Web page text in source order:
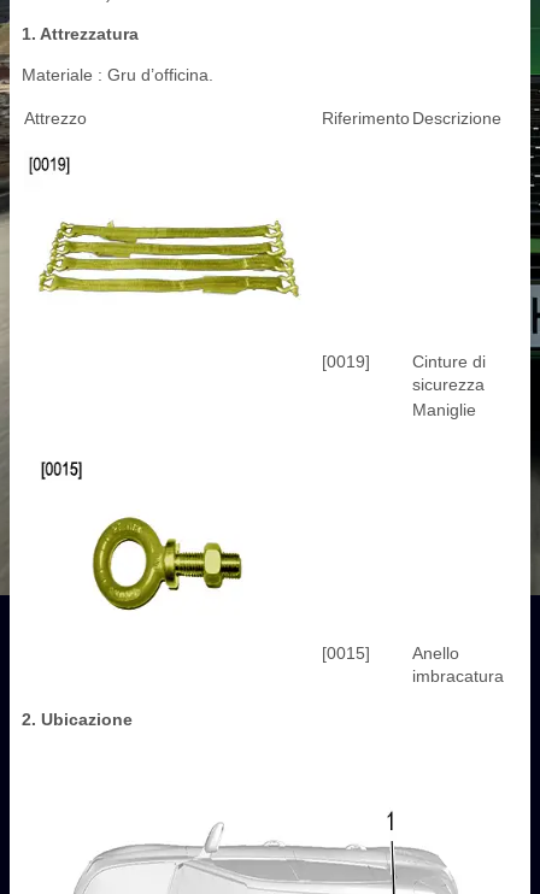
1. Attrezzatura
Materiale : Gru d’officina.
Attrezzo RiferimentoDescrizione
[0019]
Cinture di
sicurezza
Maniglie
[0015]
Anello
imbracatura
2. Ubicazione